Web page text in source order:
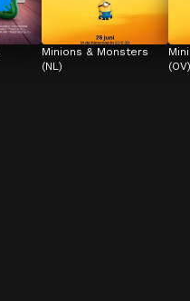
Minions & Monsters
(NL)
(OV)